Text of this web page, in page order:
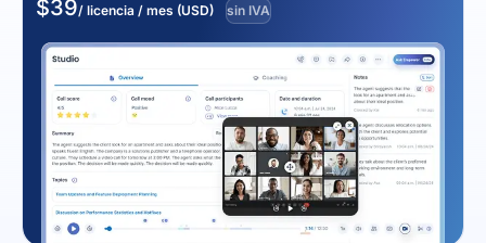
$39/ licencia / mes (USD) sin IVA